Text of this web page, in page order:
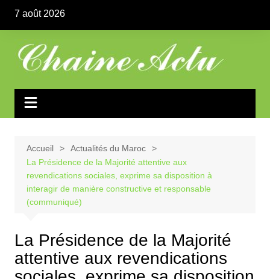
contenu
7 août 2026
Accueil
Actualités du Maroc
La Présidence de la Majorité attentive aux
revendications sociales, exprime sa disposition à
interagir de manière constructive et responsable
(communiqué)
La Présidence de la Majorité
attentive aux revendications